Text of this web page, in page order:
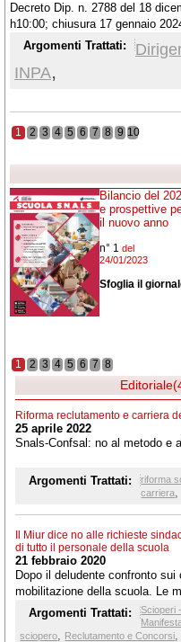
Decreto Dip. n. 2788 del 18
h10:00; chiusura 17 gennaio
Argomenti Trattati:
INPA,
1 2 3 4 5 6 7 8 9 10
Bilancio del
e prospettive
il nuovo anno
n° 1 del
24/01/2023
Sfoglia il
1 2 3 4 5 6 7 8
Riforma reclutamento e carriera
25 aprile 2022
Snals-Confsal: no al metodo e
Argomenti Trattati: riforma
carriera,
Il Miur dice no alle richieste
di tutto il personale della scuola
21 febbraio 2020
Dopo il deludente confronto
mobilitazione della scuola. Le
facenti funzioni DSGA,
Argomenti Trattati:
Scioperi
sciopero, Reclutamento e Concorsi